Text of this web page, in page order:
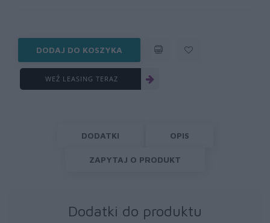
DODAJ DO KOSZYKA
WEŹ LEASING TERAZ
DODATKI OPIS
ZAPYTAJ O PRODUKT
Dodatki do produktu